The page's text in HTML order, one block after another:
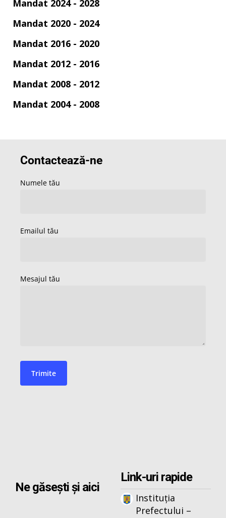
Mandat 2024 - 2028
Mandat 2020 - 2024
Mandat 2016 - 2020
Mandat 2012 - 2016
Mandat 2008 - 2012
Mandat 2004 - 2008
Ne găsești și aici
Link-uri rapide
Instituția
Prefectului –